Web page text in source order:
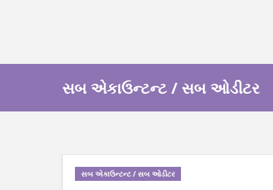
સબ એકાઉન્ટન્ટ / સબ ઓડીટર
સબ એકાઉન્ટન્ટ / સબ ઓડીટર